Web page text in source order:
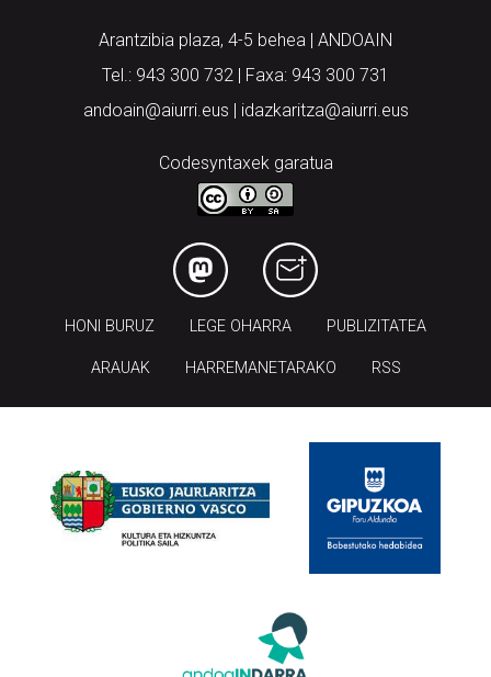
Arantzibia plaza, 4-5 behea | ANDOAIN
Tel.: 943 300 732 | Faxa: 943 300 731
andoain@aiurri.eus | idazkaritza@aiurri.eus
Codesyntaxek garatua
HONI BURUZ LEGE OHARRA PUBLIZITATEA
ARAUAK HARREMANETARAKO RSS